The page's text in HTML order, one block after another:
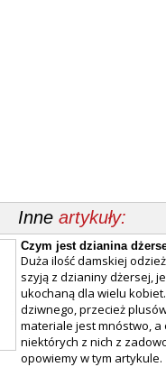
Inne artykuły:
Czym jest dzianina
Duża ilość damskiej
szyją z dzianiny dżersej,
ukochaną dla wielu
dziwnego, przecież
materiale jest mnóstwo, a
niektórych z nich z
opowiemy w tym artykule.